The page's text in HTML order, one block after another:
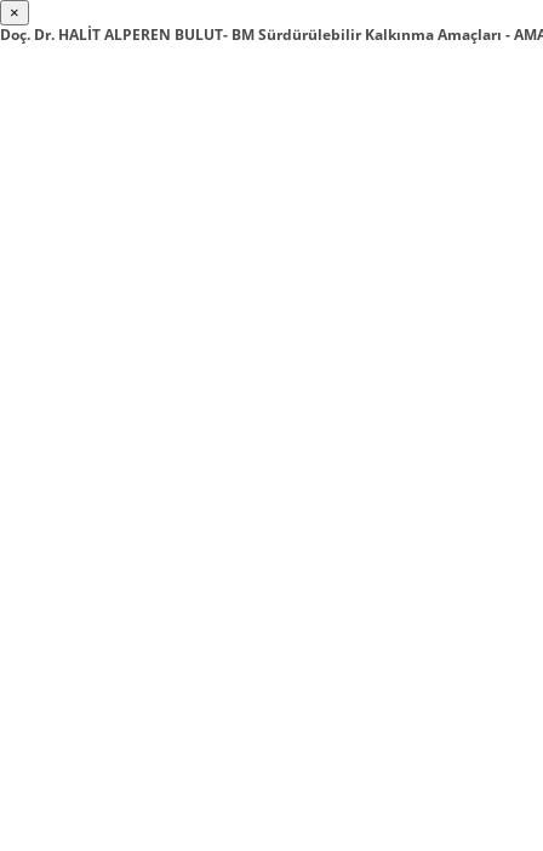
×
Doç. Dr. HALİT ALPEREN BULUT- BM Sürdürülebilir Kalkınma Amaçları -